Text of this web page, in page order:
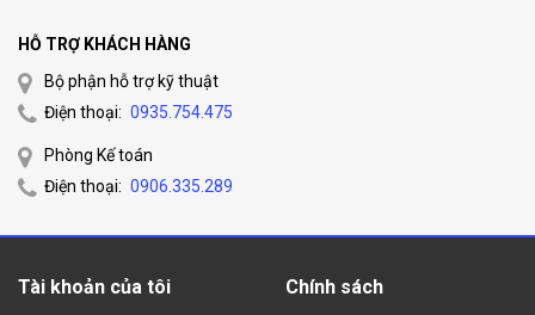
HỖ TRỢ KHÁCH HÀNG
Bộ phận hỗ trợ kỹ thuật
Điện thoại: 0935.754.475
Phòng Kế toán
Điện thoại: 0906.335.289
Tài khoản của tôi Chính sách